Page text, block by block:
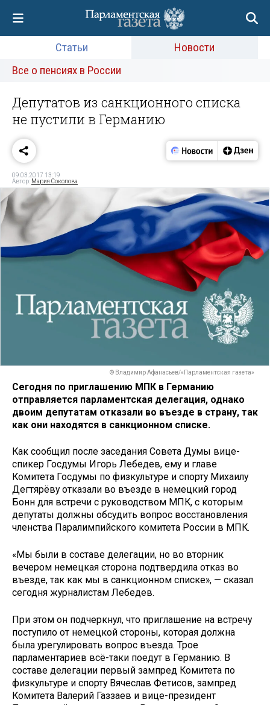
Статьи
Новости
Все о пенсиях в России
Депутатов из санкционного списка
не пустили в Германию
09.03.2017 13:19
Автор: Мария Соколова
© Владимир Афанасьев/«Парламентская газета»
Сегодня по приглашению МПК в Германию
отправляется парламентская делегация, однако
двоим депутатам отказали во въезде в страну, так
как они находятся в санкционном списке.
Как сообщил после заседания Совета Думы вице-
спикер Госдумы Игорь Лебедев, ему и главе
Комитета Госдумы по физкультуре и спорту Михаилу
Дегтярёву отказали во въезде в немецкий город
Бонн для встречи с руководством МПК, с которым
депутаты должны обсудить вопрос восстановления
членства Паралимпийского комитета России в МПК.
«Мы были в составе делегации, но во вторник
вечером немецкая сторона подтвердила отказ во
въезде, так как мы в санкционном списке», — сказал
сегодня журналистам Лебедев.
При этом он подчеркнул, что приглашение на встречу
поступило от немецкой стороны, которая должна
была урегулировать вопрос въезда. Трое
парламентариев всё-таки поедут в Германию. В
составе делегации первый зампред Комитета по
физкультуре и спорту Вячеслав Фетисов, зампред
Комитета Валерий Газзаев и вице-президент